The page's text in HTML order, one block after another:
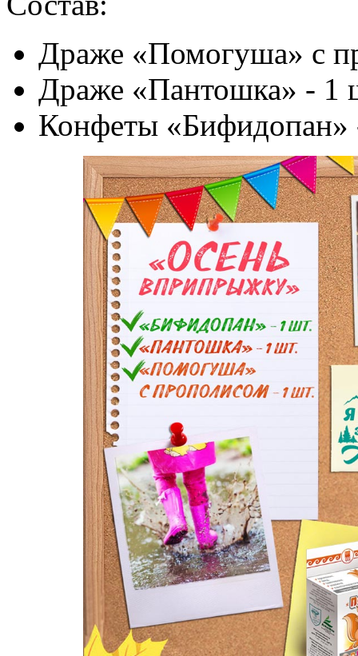
Драже «Помогуша» с
Драже «Пантошка» - 1
Конфеты «Бифидопан»